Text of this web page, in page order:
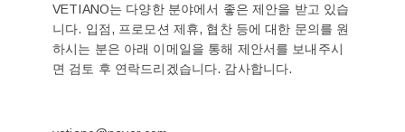
VETIANO는 다양한 분야에서 좋은 제안을 받고 있습
니다. 입점, 프로모션 제휴, 협찬 등에 대한 문의를 원
하시는 분은 아래 이메일을 통해 제안서를 보내주시
면 검토 후 연락드리겠습니다. 감사합니다.